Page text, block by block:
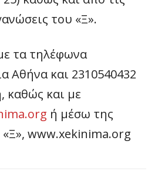
του «Ξ».
τατηλέφωνα
Αθήνα και 2310540432
, καθώς και με
.org ή μέσω της
www.xekinima.org